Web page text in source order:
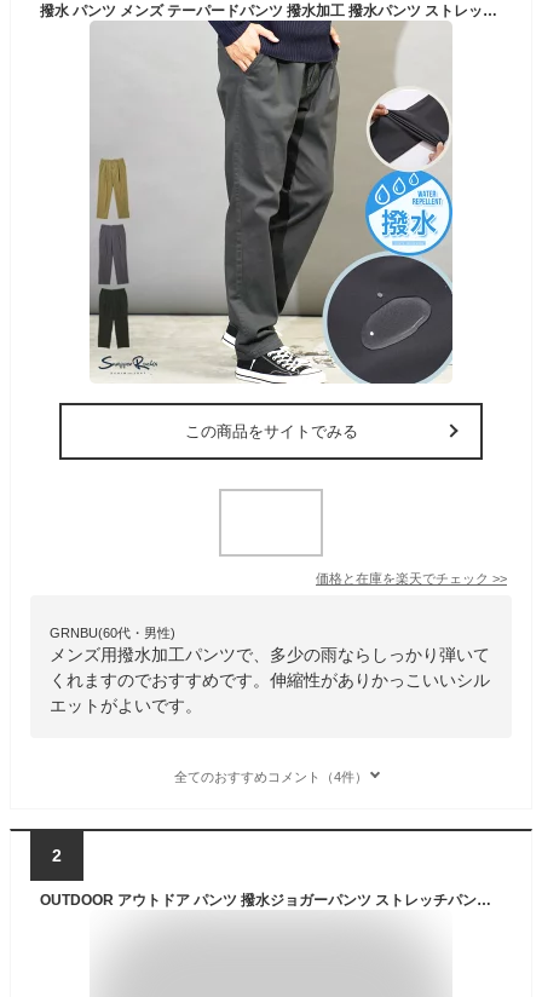
撥水 パンツ メンズ テーパードパンツ 撥水加工 撥水パンツ ストレッチ メンズ ◆ストレッチ撥水テーパードイージーパンツ◆イージーパンツ ウエスト紐 ストレッチパンツ 伸縮性 ゆったり 秋服 冬服 メンズファッション 雨の日 雨 黒 ブラック ベージュ
この商品をサイトでみる
価格と在庫を楽天でチェック >>
GRNBU(60代・男性)
メンズ用撥水加工パンツで、多少の雨ならしっかり弾いて
くれますのでおすすめです。伸縮性がありかっこいいシル
エットがよいです。
全てのおすすめコメント（4件）
2
OUTDOOR アウトドア パンツ 撥水ジョガーパンツ ストレッチパンツ Wジップポケット アウトドア クライミングバックル付き OD402 メンズ 撥水パンツ ジップポケット